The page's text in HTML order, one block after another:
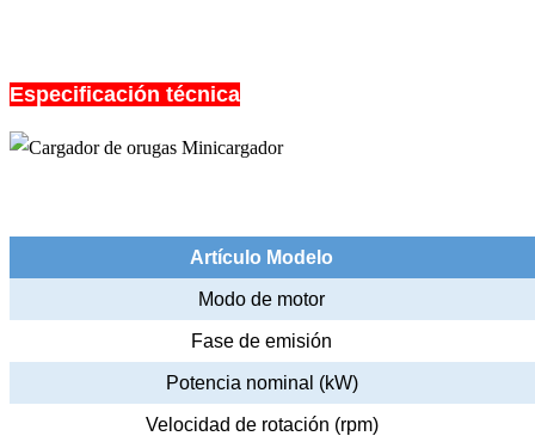
Especificación técnica
Artículo Modelo
Modo de motor
Fase de emisión
Potencia nominal (kW)
Velocidad de rotación (rpm)